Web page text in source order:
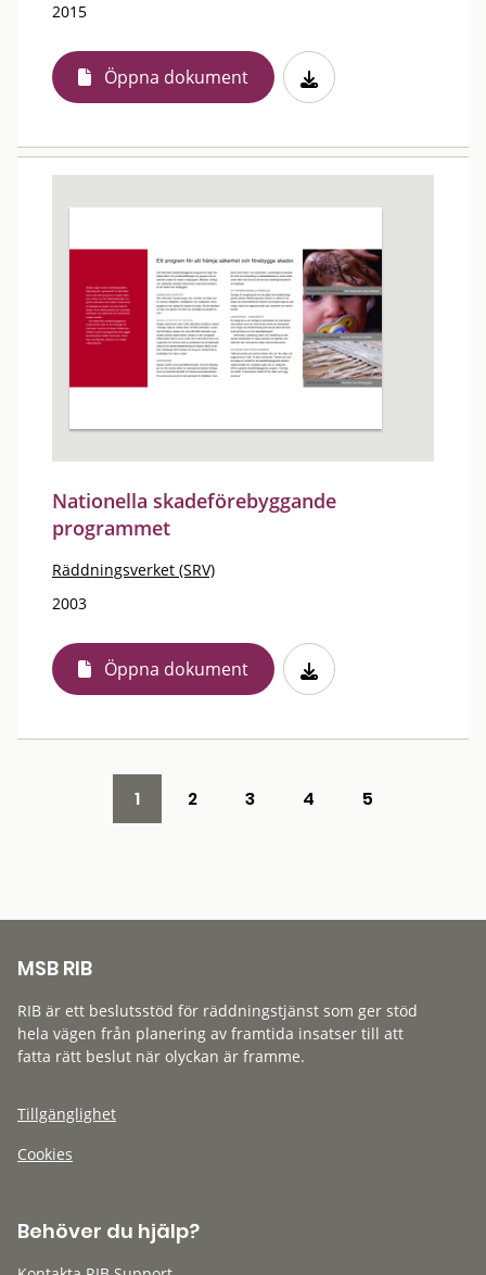
2015
Öppna dokument
Nationella skadeförebyggande
programmet
Räddningsverket (SRV)
2003
Öppna dokument
1 2 3 4 5
MSB RIB
RIB är ett beslutsstöd för räddningstjänst som ger stöd
hela vägen från planering av framtida insatser till att
fatta rätt beslut när olyckan är framme.
Tillgänglighet
Cookies
Behöver du hjälp?